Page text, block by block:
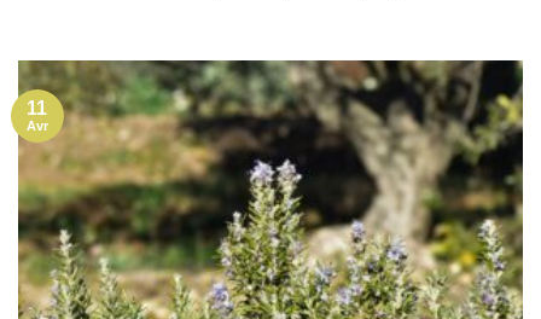
11
Avr